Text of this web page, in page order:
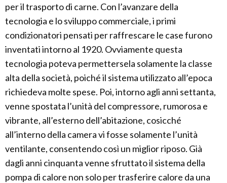
per il trasporto di carne. Con l’avanzare della
tecnologia e lo sviluppo commerciale, i primi
condizionatori pensati per raffrescare le case furono
inventati intorno al 1920. Ovviamente questa
tecnologia poteva permettersela solamente la classe
alta della società, poiché il sistema utilizzato all’epoca
richiedeva molte spese. Poi, intorno agli anni settanta,
venne spostata l’unità del compressore, rumorosa e
vibrante, all’esterno dell’abitazione, cosicché
all’interno della camera vi fosse solamente l’unità
ventilante, consentendo così un miglior riposo. Già
dagli anni cinquanta venne sfruttato il sistema della
pompa di calore non solo per trasferire calore da una